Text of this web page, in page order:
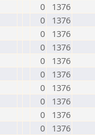
0
1376
0
1376
0
1376
0
1376
0
1376
0
1376
0
1376
0
1376
0
1376
0
1376